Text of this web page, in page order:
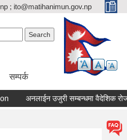
; ito@matihanimun.gov.np
सम्पर्क
अनलाईन उजुरी सम्बन्धमा वैदेशिक